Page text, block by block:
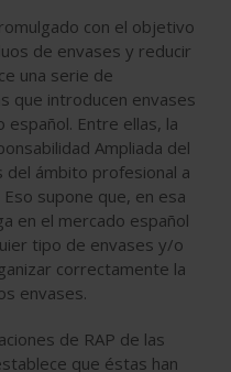
con el objetivo
de envases y reducir
una serie de
que introducen envases
Entre ellas, la
Ampliada del
del ámbito profesional a
supone que, en esa
en el mercado español
tipo de envases y/o
correctamente la
envases.
de RAP de las
que éstas han